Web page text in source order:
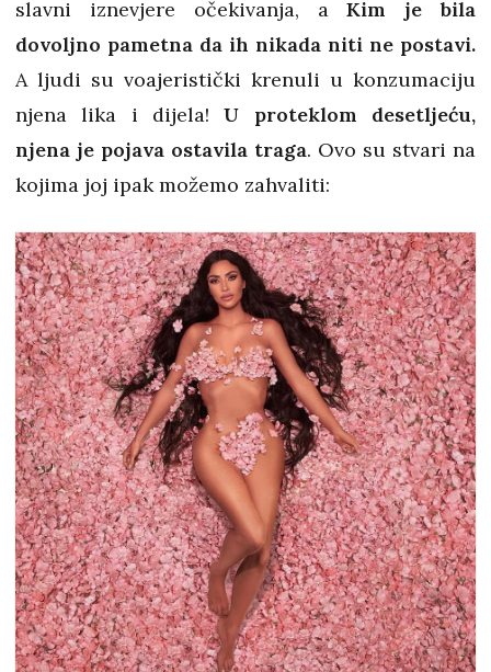
slavni iznevjere očekivanja, aKim je bila
dovoljno pametna da ih nikada niti ne postavi.
A ljudi su voajeristički krenuli u konzumaciju
njena lika i dijela!U proteklom desetljeću,
njena je pojava ostavila traga. Ovo su stvari na
kojima joj ipak možemo zahvaliti: